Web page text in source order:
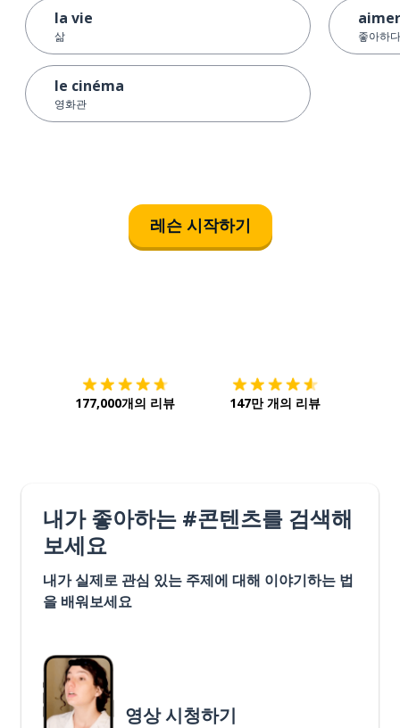
la vie
삶
le cinéma
영화관
aimer
좋아하
레슨 시작하기
177,000개의 리뷰 147만 개의 리뷰
내가 좋아하는 #콘텐츠를 검색해
보세요
내가 실제로 관심 있는 주제에 대해 이야기하는 법
을 배워보세요
영상 시청하기